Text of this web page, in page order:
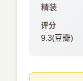
精装
评分
9.3(豆瓣)